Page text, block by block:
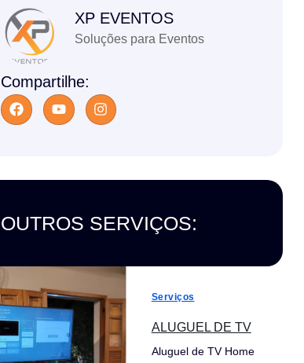
XP EVENTOS
Soluções para Eventos
Compartilhe:
OUTROS SERVIÇOS:
Serviços
ALUGUEL DE TV
Aluguel de TV Home